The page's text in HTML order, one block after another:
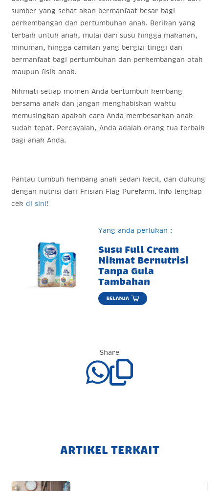
sumber yang sehat akan bermanfaat besar bagi
perkembangan dan pertumbuhan anak. Berikan yang
terbaik untuk anak, mulai dari susu hingga makanan,
minuman, hingga camilan yang bergizi tinggi dan
bermanfaat bagi pertumbuhan dan perkembangan otak
maupun fisik anak.
Nikmati setiap momen Anda bertumbuh kembang
bersama anak dan jangan menghabiskan waktu
memusingkan apakah cara Anda membesarkan anak
sudah tepat. Percayalah, Anda adalah orang tua terbaik
bagi anak Anda.
Pantau tumbuh kembang anak sedari kecil, dan dukung
dengan nutrisi dari Frisian Flag Purefarm. Info lengkap
cek di sini!
Yang anda perlukan :
Susu Full Cream
Nikmat Bernutrisi
Tanpa Gula
Tambahan
Share
ARTIKEL TERKAIT